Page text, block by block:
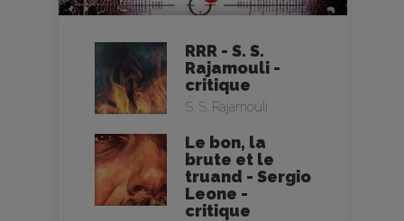
RRR - S. S.
Rajamouli -
critique
S. S. Rajamouli
Le bon, la
brute et le
truand - Sergio
Leone -
critique